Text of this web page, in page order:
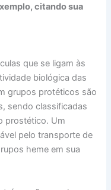
citando sua
que se ligam às
biológica das
grupos protéticos são
sendo classificadas
prostético. Um
pelo transporte de
heme em sua